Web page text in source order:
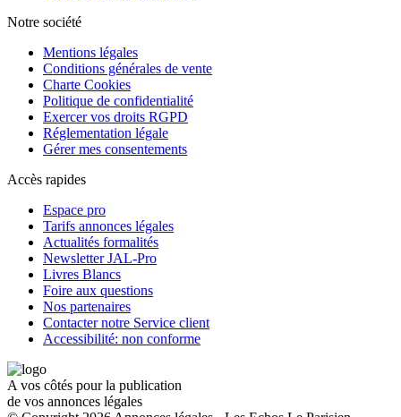
Notre société
Mentions légales
Conditions générales de vente
Charte Cookies
Politique de confidentialité
Exercer vos droits RGPD
Réglementation légale
Gérer mes consentements
Accès rapides
Espace pro
Tarifs annonces légales
Actualités formalités
Newsletter JAL-Pro
Livres Blancs
Foire aux questions
Nos partenaires
Contacter notre Service client
Accessibilité: non conforme
A vos côtés pour la publication
de vos annonces légales